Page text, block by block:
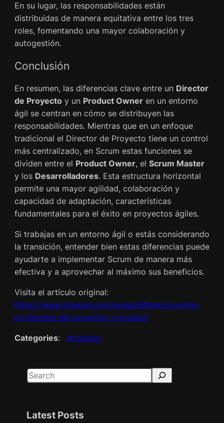
En su lugar, las responsabilidades están
distribuidas de manera equitativa entre los tres
roles, fomentando una mayor colaboración y
autogestión.
Conclusión
En resumen, las diferencias clave entre un Director
de Proyectoy un Product Owneren un entorno
ágil se centran en cómo se distribuyen las
responsabilidades. Mientras que en un enfoque
tradicional el Director de Proyecto tiene un control
más centralizado, en Scrum estas funciones se
dividen entre el Product Owner, el Scrum Master
y los Desarrolladores. Esta estructura horizontal
permite una mayor agilidad, colaboración y
capacidad de adaptación, características
fundamentales para el éxito en proyectos ágiles.
Si trabajas en un entorno ágil o estás considerando
la transición, entender bien estas diferencias puede
ayudarte a implementar Scrum de manera más
efectiva y a aprovechar al máximo sus beneficios.
Visita el artículo original:
https://www.linkedin.com/pulse/diferencia-entre-
un-director-de-proyecto-y-product
Categories: Artículos
S
e
rLatest Posts